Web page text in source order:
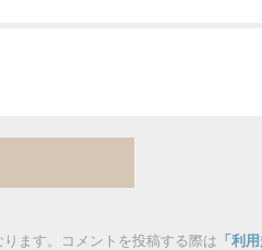
ます。コメントを投稿する際は 「利